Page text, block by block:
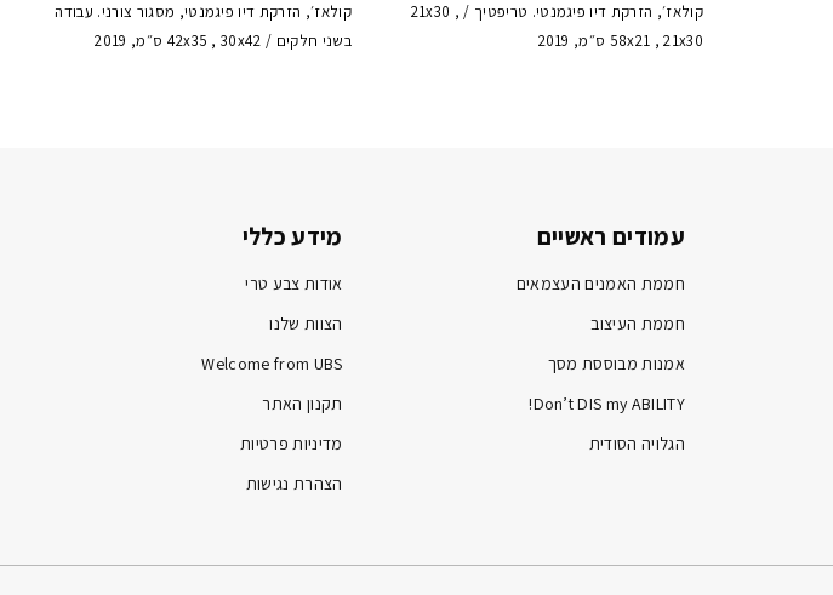
קולאז׳, הזרקת דיו פיגמנטי. טריפטיך / 21x30 ,
58x21 , 21x30 ס״מ, 2019
קולאז׳, הזרקת דיו פיגמנטי, מסגור צורני. עבודה
בשני חלקים / 42x35 , 30x42 ס״מ, 2019
עמודים ראשיים
חממת האמנים העצמאים
חממת העיצוב
אמנות מבוססת מסך
Don’t DIS my ABILITY!
הגלויה הסודית
מידע כללי
אודות צבע טרי
הצוות שלנו
Welcome from UBS
תקנון האתר
מדיניות פרטיות
הצהרת נגישות